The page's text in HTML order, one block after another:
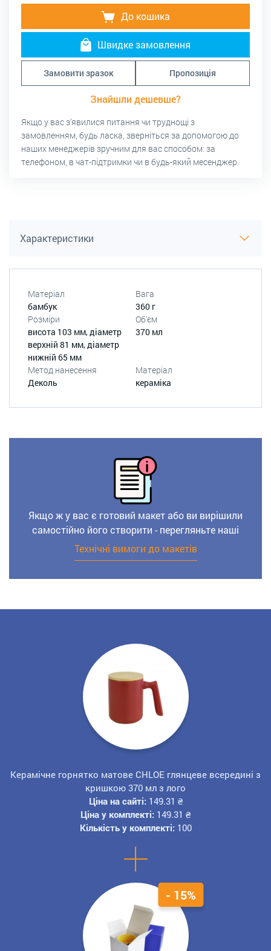
До кошика
Швидке замовлення
Замовити зразок Пропозиція
Знайшли дешевше?
Якщо у вас з’явилися питання чи труднощі з
замовленням, будь ласка, зверніться за допомогою до
наших менеджерів зручним для вас способом: за
телефоном, в чат-підтримки чи в будь-який месенджер.
Характеристики
Матеріал
бамбук
Вага
360 г
Розміри
висота 103 мм, діаметр
верхній 81 мм, діаметр
нижній 65 мм
Об'єм
370 мл
Метод нанесення
Деколь
Матеріал
кераміка
Якщо ж у вас є готовий макет або ви вирішили
самостійно його створити - перегляньте наші
Технічні вимоги до макетів
+
Керамічне горнятко матове CHLOE глянцеве всередині з
кришкою 370 мл з лого
Ціна на сайті: 149.31 ₴
Ціна у комплекті: 149.31 ₴
Кількість у комплекті: 100
- 15%